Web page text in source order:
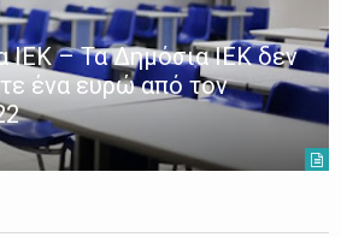
ΙΕΚ – Τα Δημόσια ΙΕΚ δεν
ένα ευρώ από τον